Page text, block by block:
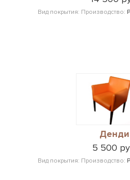
Вид покрытия: Производство:
Денди
5 500
Вид покрытия: Производство: